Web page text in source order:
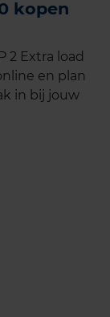
kopen
2 Extra load
en plan
in bij jouw